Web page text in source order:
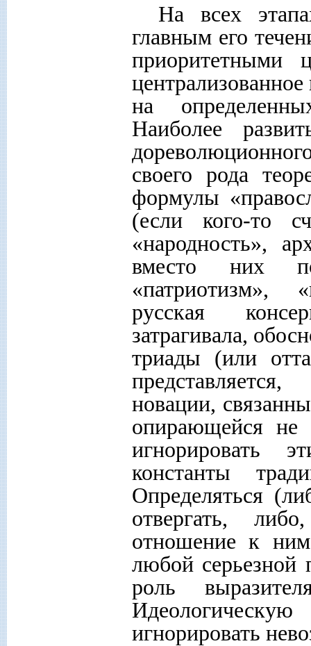
На всех
главным его
приоритетными
на
Наиболее
своего рода
формулы
(если кого-то
«народность»,
вместо них
«патриотизм»,
русская
затрагивала,
триады (или
новации,
опирающейся не
игнорировать
константы
Определяться
отвергать,
отношение к
любой серьезной
роль
игнорировать